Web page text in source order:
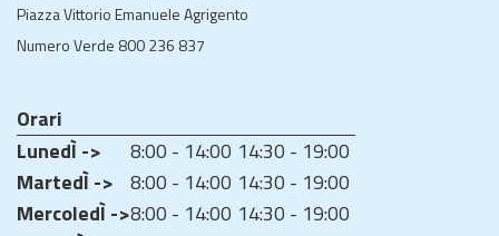
Piazza Vittorio Emanuele Agrigento
Numero Verde 800 236 837
Orari
LunedÌ ->
8:00 - 14:00 14:30 - 19:00
MartedÌ -> 8:00 - 14:00 14:30 - 19:00
MercoledÌ ->8:00 - 14:00 14:30 - 19:00